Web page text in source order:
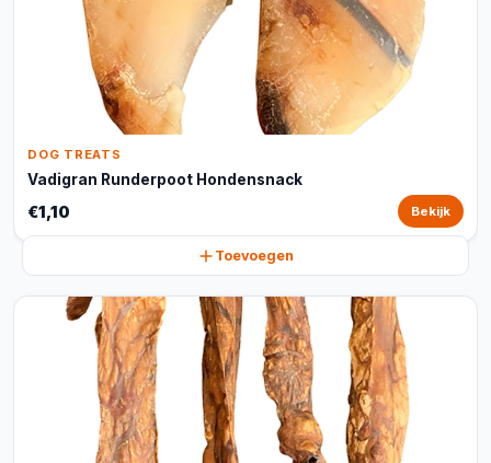
DOG TREATS
Vadigran Runderpoot Hondensnack
€1,10 Bekijk
Toevoegen